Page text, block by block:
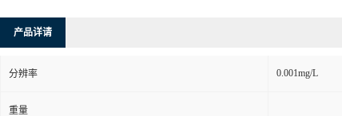
产品详请
分辨率 0.001mg/L
重量